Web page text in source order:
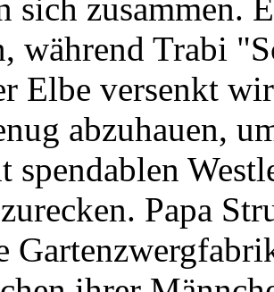
sich zusammen.
während Trabi
Elbe versenkt
abzuhauen,
spendablen
Papa